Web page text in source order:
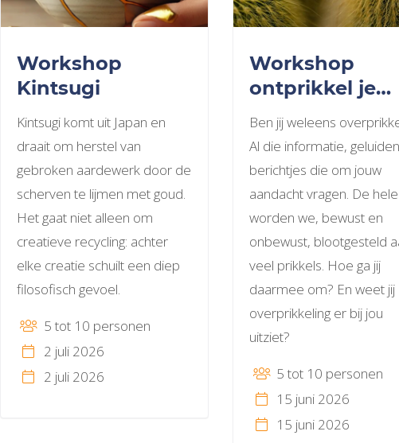
Workshop
Kintsugi
Kintsugi komt uit Japan en
draait om herstel van
gebroken aardewerk door de
scherven te lijmen met goud.
Het gaat niet alleen om
creatieve recycling: achter
elke creatie schuilt een diep
filosofisch gevoel.
5 tot 10 personen
2 juli 2026
2 juli 2026
Workshop
ontprikkel je
mee
Ben jij weleens
Al die informatie,
berichtjes die om jouw
aandacht vragen. De
worden we, bewust en
onbewust, blootgesteld
veel prikkels. Hoe ga jij
daarmee om? En weet
overprikkeling er bij jou
uitziet?
5 tot 10 personen
15 juni 2026
15 juni 2026